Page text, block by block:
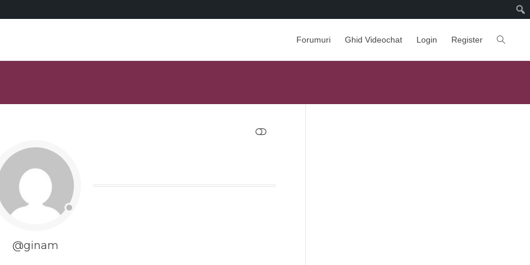
Forumuri Ghid Videochat Login Register
@ginam